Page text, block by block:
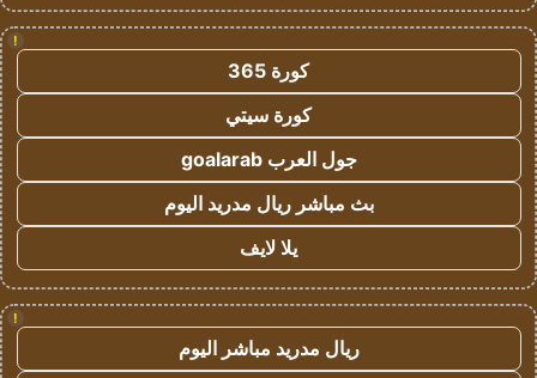
!
كورة 365
كورة سيتي
جول العرب goalarab
بث مباشر ريال مدريد اليوم
يلا لايف
!
ريال مدريد مباشر اليوم